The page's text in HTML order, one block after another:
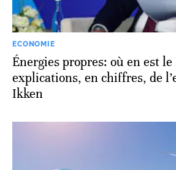
ECONOMIE
Énergies propres: où en est le
explications, en chiffres, de
Ikken